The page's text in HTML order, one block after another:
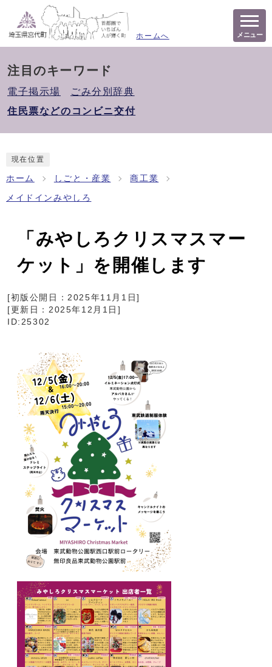
ホームへ メニュー
注目のキーワード
電子掲示場
ごみ分別辞典
住民票などのコンビニ交付
現在位置
ホーム しごと・産業 商工業
メイドインみやしろ
「みやしろクリスマスマー
ケット」を開催します
[初版公開日：2025年11月1日]
[更新日： 2025年12月1日 ]
ID:25302